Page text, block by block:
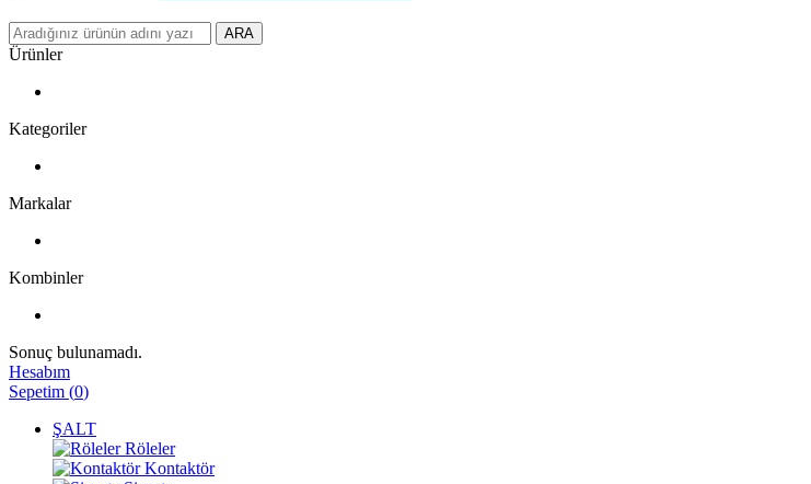
ARA
Ürünler
Kategoriler
Markalar
Kombinler
Sonuç bulunamadı.
Hesabım
Sepetim (0)
ŞALT
Röleler
Kontaktör